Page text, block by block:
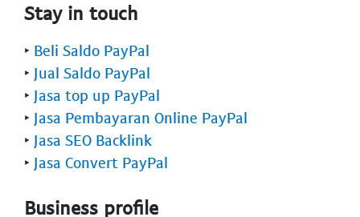
Stay in touch
‣ Beli Saldo PayPal
‣ Jual Saldo PayPal
‣ Jasa top up PayPal
‣ Jasa Pembayaran Online PayPal
‣ Jasa SEO Backlink
‣ Jasa Convert PayPal
Business profile